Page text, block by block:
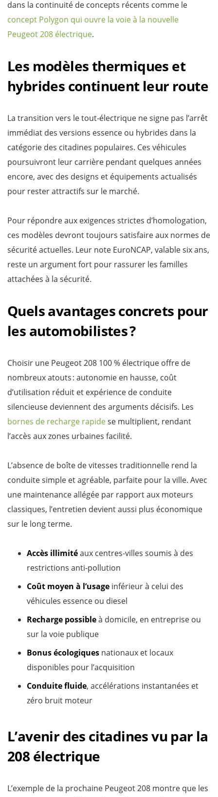
dans la continuité de concepts récents comme le
concept Polygon qui ouvre la voie à la nouvelle
Peugeot 208 électrique.
Les modèles thermiques et
hybrides continuent leur route
La transition vers le tout-électrique ne signe pas l’arrêt
immédiat des versions essence ou hybrides dans la
catégorie des citadines populaires. Ces véhicules
poursuivront leur carrière pendant quelques années
encore, avec des designs et équipements actualisés
pour rester attractifs sur le marché.
Pour répondre aux exigences strictes d’homologation,
ces modèles devront toujours satisfaire aux normes de
sécurité actuelles. Leur note EuroNCAP, valable six ans,
reste un argument fort pour rassurer les familles
attachées à la sécurité.
Quels avantages concrets pour
les automobilistes ?
Choisir une Peugeot 208 100 % électrique offre de
nombreux atouts : autonomie en hausse, coût
d’utilisation réduit et expérience de conduite
silencieuse deviennent des arguments décisifs. Les
bornes de recharge rapidese multiplient, rendant
l’accès aux zones urbaines facilité.
L’absence de boîte de vitesses traditionnelle rend la
conduite simple et agréable, parfaite pour la ville. Avec
une maintenance allégée par rapport aux moteurs
classiques, l’entretien devient aussi plus économique
sur le long terme.
Accès illimitéaux centres-villes soumis à des
restrictions anti-pollution
Coût moyen à l’usage inférieur à celui des
véhicules essence ou diesel
Recharge possibleà domicile, en entreprise ou
sur la voie publique
Bonus écologiques nationaux et locaux
disponibles pour l’acquisition
Conduite fluide, accélérations instantanées et
zéro bruit moteur
L’avenir des citadines vu par la
208 électrique
L’exemple de la prochaine Peugeot 208 montre que les